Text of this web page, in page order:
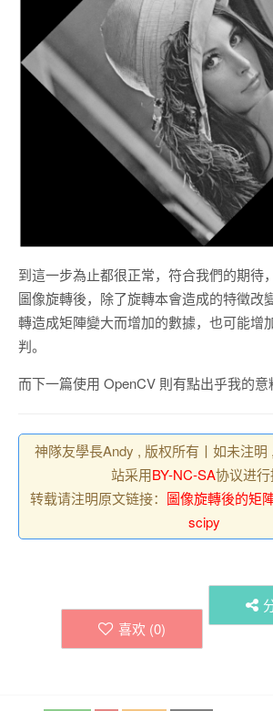
到這一步為止都很正常，符合我們的期待
圖像旋轉後，除了旋轉本會造成的特徵改
轉造成矩陣變大而增加的數據，也可能增
判。
而下一篇使用 OpenCV 則有點出乎我的意
神隊友學長Andy , 版权所有丨如未注明
站采用BY-NC-SA协议进
转载请注明原文链接： 圖像旋轉後的矩
scipy
喜欢 (0)